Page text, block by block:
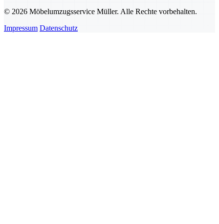
© 2026 Möbelumzugsservice Müller. Alle Rechte vorbehalten.
Impressum Datenschutz